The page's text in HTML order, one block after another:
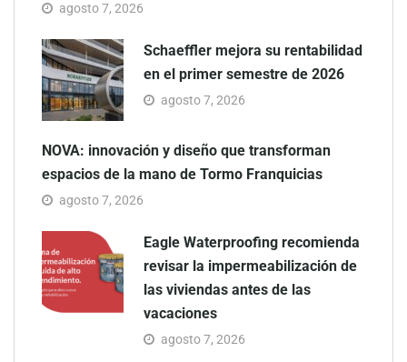
agosto 7, 2026
Schaeffler mejora su rentabilidad
en el primer semestre de 2026
agosto 7, 2026
NOVA: innovación y diseño que transforman
espacios de la mano de Tormo Franquicias
agosto 7, 2026
Eagle Waterproofing recomienda
revisar la impermeabilización de
las viviendas antes de las
vacaciones
agosto 7, 2026